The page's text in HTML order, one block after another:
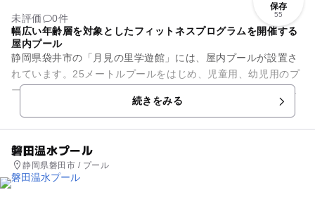
保存
55
未評価
0件
幅広い年齢層を対象としたフィットネスプログラムを開催する
屋内プール
静岡県袋井市の「月見の里学遊館」には、屋内プールが設置さ
れています。25メートルプールをはじめ、児童用、幼児用のプ
ール、ジャグジープール、採暖室を備えています。国内有数の
濾過浄水システムを完備し...続きをみる
磐田温水プール
静岡県磐田市 / プール